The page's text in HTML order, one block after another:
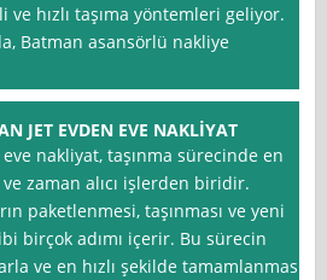
hızlı taşıma yöntemleri geliyor.
Batman asansörlü nakliye
JET EVDEN EVE NAKLİYAT
eve nakliyat, taşınma sürecinde en
zaman alıcı işlerden biridir.
paketlenmesi, taşınması ve yeni
birçok adımı içerir. Bu sürecin
ve en hızlı şekilde tamamlanması